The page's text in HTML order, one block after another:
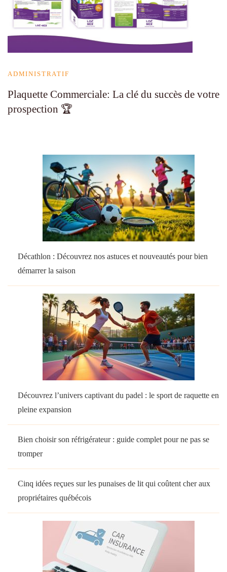
ADMINISTRATIF
Plaquette Commerciale: La clé du succès de votre
prospection 🏆
Décathlon : Découvrez nos astuces et nouveautés pour bien
démarrer la saison
Découvrez l’univers captivant du padel : le sport de raquette en
pleine expansion
Bien choisir son réfrigérateur : guide complet pour ne pas se
tromper
Cinq idées reçues sur les punaises de lit qui coûtent cher aux
propriétaires québécois